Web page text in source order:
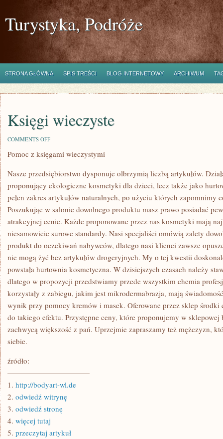
Turystyka, Podróże
STRONA GŁÓWNA SPIS TREŚCI BLOG INTERNETOWY ARCHIWUM
Księgi wieczyste
COMMENTS OFFON
WIECZYSTE
Pomoc z księgami wieczystymi
Nasze przedsiębiorstwo dysponuje olbrzymią liczbą artykułów.
proponujący ekologiczne kosmetyki dla dzieci, lecz także jako
pełen zakres artykułów naturalnych, po użyciu których zapomnimy
Poszukując w salonie dowolnego produktu masz prawo posiadać
atrakcyjnej cenie. Każde proponowane przez nas kosmetyki mają
niesamowicie surowe standardy. Nasi specjaliści omówią zalety
produkt do oczekiwań nabywców, dlatego nasi klienci zawsze
nie mogą żyć bez artykułów drogeryjnych. My o tej kwestii
powstała hurtownia kosmetyczna. W dzisiejszych czasach należy
dlatego w propozycji przedstwiamy przede wszystkim chemia
korzystały z zabiegu, jakim jest mikrodermabrazja, mają
wynik przy pomocy kremów i masek. Oferowane przez sklep środki
do takiego efektu. Przystępne ceny, które proponujemy w sklepowej
zachwycą większość z pań. Uprzejmie zapraszamy też mężczyzn,
siebie.
źródło:
———————————
1. http://bodyart-wl.de
2. odwiedź witrynę
3. odwiedź stronę
4. więcej tutaj
5. przeczytaj artykuł